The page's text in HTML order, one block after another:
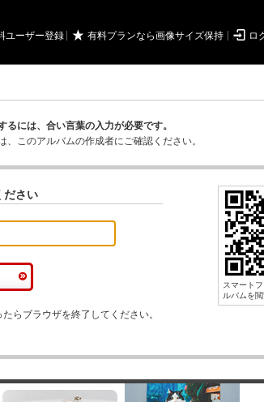
ユーザー登録 ★ 有料プランなら画像サイズ保持  ロ
るには、合い言葉の入力が必要です。
、このアルバムの作成者にご確認ください。
ださい
らブラウザを終了してください。
スマート
ルバムを閲